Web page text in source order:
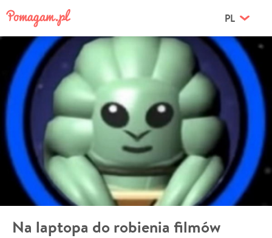
PL
Na laptopa do robienia filmów